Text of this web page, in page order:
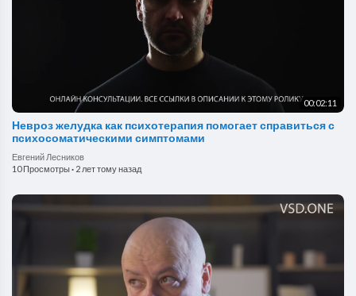
00:02:11
Невроз желудка как психотерапия помогает справиться с
психосоматическими симптомами
Евгений Лесников
10 Просмотры· 2 лет тому назад